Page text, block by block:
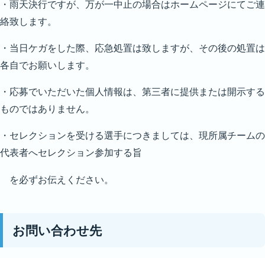
・雨天決行ですが、万が一中止の場合はホームページにてご連
絡致します。
・当日ケガをした際、応急処置は致しますが、その後の処置は
各自でお願いします。
・応募でいただいた個人情報は、第三者に提供または開示する
ものではありません。
・セレクションを受ける選手につきましては、現所属チームの
代表者へセレクション参加する旨
を必ずお伝えください。
お問い合わせ先